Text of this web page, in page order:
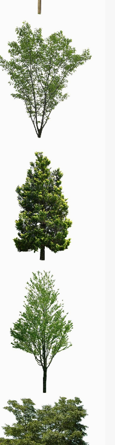
無料ダウンロード
無料ダウンロード
無料ダウンロード